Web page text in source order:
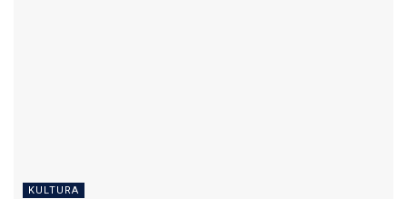
KULTURA